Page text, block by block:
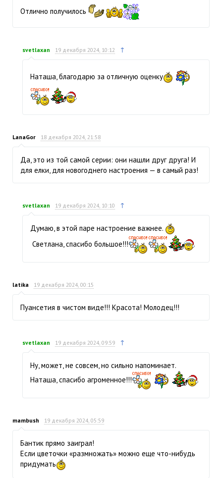
Отлично получилось
svetlaxan 19 декабря 2024, 10:12 ↑
Наташа, благодарю за отличную оценку
LanaGor 18 декабря 2024, 21:58
Да, это из той самой серии: они нашли друг друга! И
для елки, для новогоднего настроения — в самый раз!
svetlaxan 19 декабря 2024, 10:10 ↑
Думаю, в этой паре настроение важнее.
Светлана, спасибо большое!!!
latika 19 декабря 2024, 00:15
Пуансетия в чистом виде!!! Красота! Молодец!!!
svetlaxan 19 декабря 2024, 09:59 ↑
Ну, может, не совсем, но сильно напоминает.
Наташа, спасибо агроменное!!!
mambush 19 декабря 2024, 05:59
Бантик прямо заиграл!
Если цветочки «размножать» можно еще что-нибудь
придумать